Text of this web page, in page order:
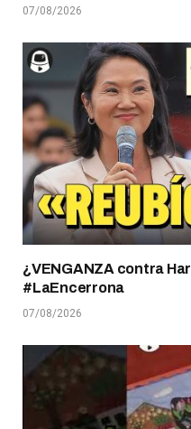
07/08/2026
¿VENGANZA contra
#LaEncerrona
07/08/2026